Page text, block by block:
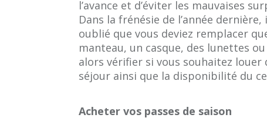
l’avance et d’éviter les mauvaises
Dans la frénésie de l’année
oublié que vous deviez remplacer
manteau, un casque, des lunettes
alors vérifier si vous souhaitez louer
séjour ainsi que la disponibilité du
Acheter vos passes de saison